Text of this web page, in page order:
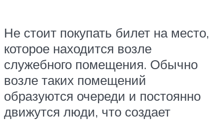
Не стоит покупать билет на место,
которое находится возле
служебного помещения. Обычно
возле таких помещений
образуются очереди и постоянно
движутся люди, что создает